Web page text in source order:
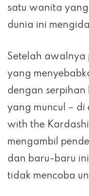
satu wanita
dunia ini
Setelah awalnya
yang
dengan
yang muncul – di
with the
mengambil
dan baru-baru
tidak mencoba